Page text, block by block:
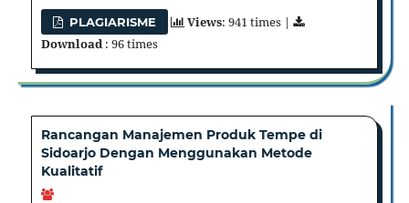
PLAGIARISME Views: 941 times |
Download: 96 times
Rancangan Manajemen Produk Tempe di
Sidoarjo Dengan Menggunakan Metode
Kualitatif